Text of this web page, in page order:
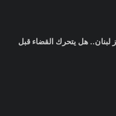
لبنان.. هل يتحرك القضاء قبل